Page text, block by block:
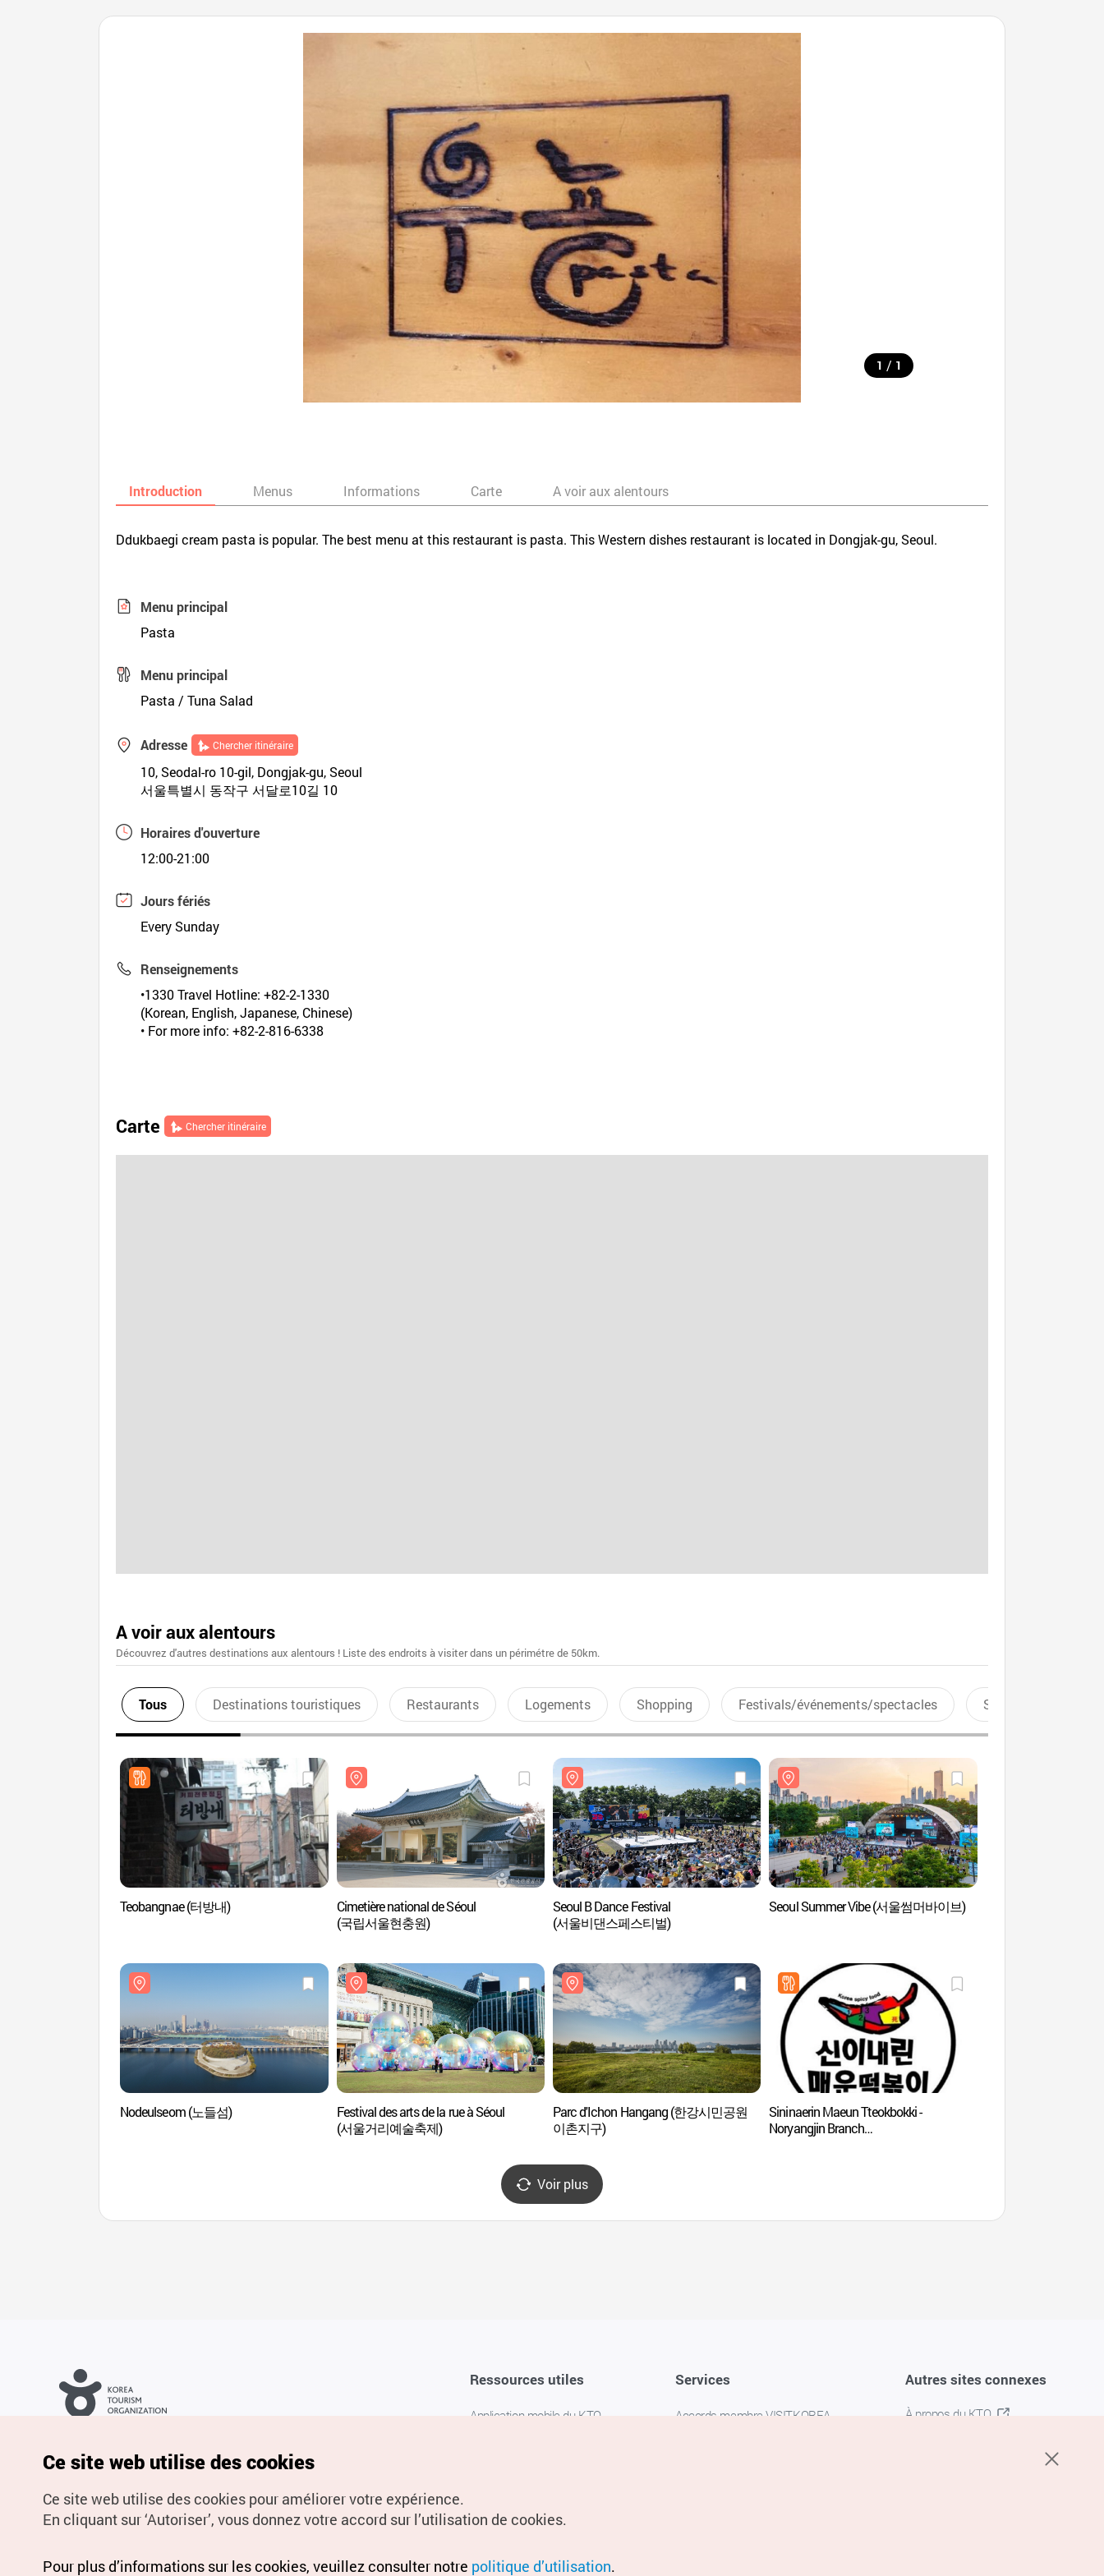
1 / 1
Introduction Menus Informations Carte A voir aux alentours
Ddukbaegi cream pasta is popular. The best menu at this restaurant is pasta. This Western dishes restaurant is located in Dongjak-gu, Seoul.
Menu principal
Pasta
Menu principal
Pasta / Tuna Salad
Adresse Chercher itinéraire
10, Seodal-ro 10-gil, Dongjak-gu, Seoul
서울특별시 동작구 서달로10길 10
Horaires d'ouverture
12:00-21:00
Jours fériés
Every Sunday
Renseignements
•1330 Travel Hotline: +82-2-1330
(Korean, English, Japanese, Chinese)
• For more info: +82-2-816-6338
Carte Chercher itinéraire
A voir aux alentours
Découvrez d'autres destinations aux alentours ! Liste des endroits à visiter dans un périmétre de 50km.
Tous Destinations touristiques Restaurants Logements Shopping Festivals/événements/spectacles Sports aquatiques
Teobangnae (터방내)
Cimetière national de Séoul
(국립서울현충원)
Seoul B Dance Festival
(서울비댄스페스티벌)
Seoul Summer Vibe (서울썸머바이브)
Nodeulseom (노들섬)
Festival des arts de la rue à Séoul
(서울거리예술축제)
Parc d'Ichon Hangang (한강시민공원
이촌지구)
Sininaerin Maeun Tteokbokki -
Noryangjin Branch
Voir plus
Ressources utiles
Application mobile du KTO
Services
Accords membre VISITKOREA
Autres sites connexes
À propos du KTO
Pour les rapports d'erreurs et demandes de renseignements,
adressez vos demandes à
Ce site web utilise des cookies
Ce site web utilise des cookies pour améliorer votre expérience.
En cliquant sur ‘Autoriser’, vous donnez votre accord sur l’utilisation de cookies.
Pour plus d’informations sur les cookies, veuillez consulter notre politique d’utilisation.